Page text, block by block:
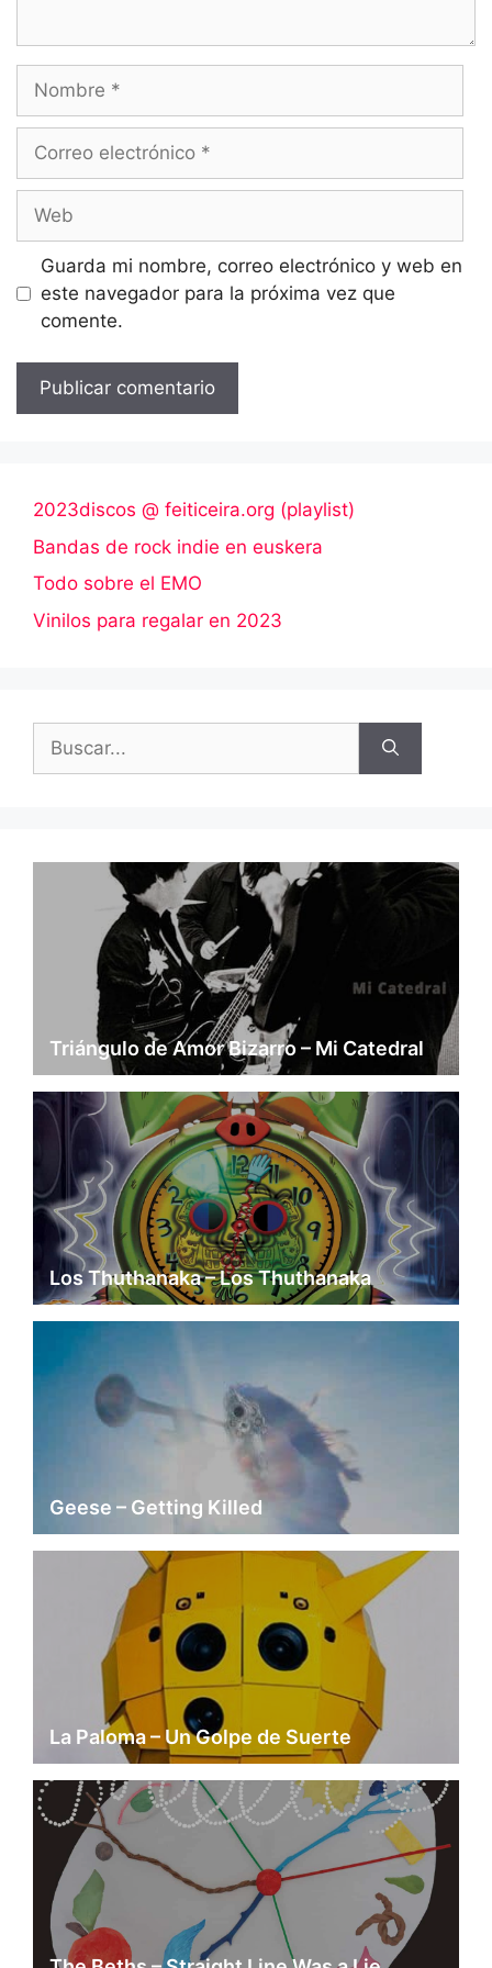
electrónico
Guarda mi nombre, correo electrónico y web en
este navegador para la próxima vez que
comente.
2023discos @ feiticeira.org (playlist)
Bandas de rock indie en euskera
Todo sobre el EMO
Vinilos para regalar en 2023
Triángulo de Amor Bizarro – Mi Catedral
Los Thuthanaka – Los Thuthanaka
Geese – Getting Killed
La Paloma – Un Golpe de Suerte